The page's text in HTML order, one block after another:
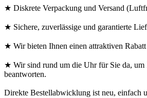
★ Diskrete Verpackung und Versand
★ Sichere, zuverlässige und garantierte
★ Wir bieten Ihnen einen attraktiven
★ Wir sind rund um die Uhr für Sie da, um
beantworten.
Direkte Bestellabwicklung ist neu, einfach